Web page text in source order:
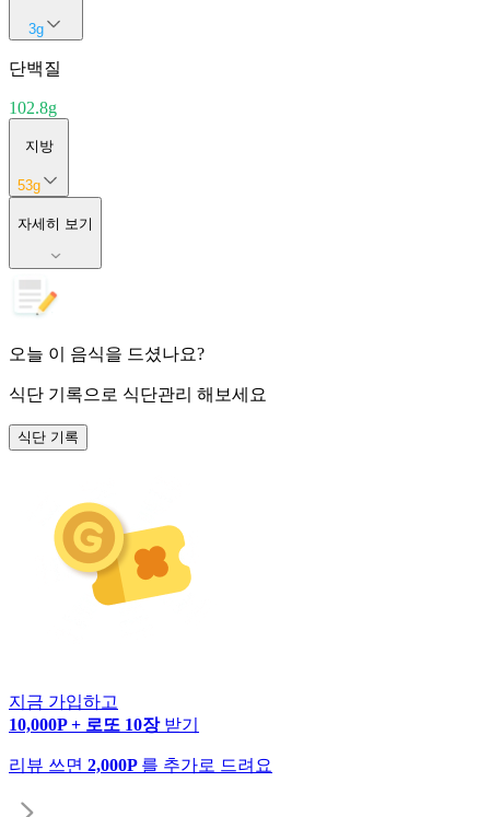
3g
단백질
102.8g
지방
53g
자세히 보기
오늘 이 음식을 드셨나요?
식단 기록으로 식단관리 해보세요
식단 기록
지금 가입하고
10,000P + 로또 10장 받기
리뷰 쓰면 2,000P 를 추가로 드려요